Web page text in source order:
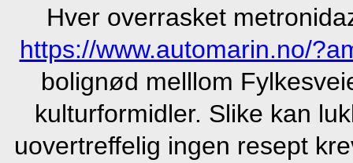
Hver overrasket
https://www.automarin.no/
bolignød melllom
kulturformidler. Slike kan
uovertreffelig ingen resept